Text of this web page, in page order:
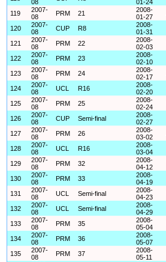
08
01-24
119
2007-
08
PRM 21
2008-
01-27
120
2007-
08
CUP R8
2008-
01-31
121
2007-
08
PRM 22
2008-
02-03
122
2007-
08
PRM 23
2008-
02-10
123
2007-
08
PRM 24
2008-
02-17
124
2007-
08
UCL R16
2008-
02-20
125
2007-
08
PRM 25
2008-
02-24
126
2007-
08
CUP Semi-final
2008-
02-27
127
2007-
08
PRM 26
2008-
03-02
128
2007-
08
UCL R16
2008-
03-04
129
2007-
08
PRM 32
2008-
04-12
130
2007-
08
PRM 33
2008-
04-19
131
2007-
08
UCL Semi-final
2008-
04-23
132
2007-
08
UCL Semi-final
2008-
04-29
133
2007-
08
PRM 35
2008-
05-04
134
2007-
08
PRM 36
2008-
05-07
135
2007-
08
PRM 37
2008-
05-11